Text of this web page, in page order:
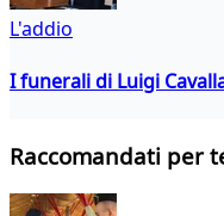
L'addio
I funerali di Luigi
Raccomandati per